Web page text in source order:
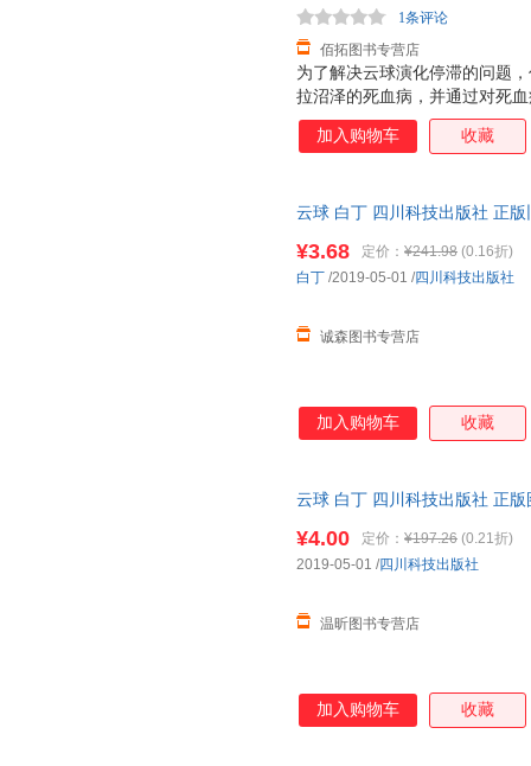
为了解决云球演化停滞的问题
拉沼泽的死血病，并通过对死
的意外。而同时，在地球上，
父亲意外被杀，却被伪装成心
婚姻。云球的发展意外频生，
佰拓图书专营店
1条评论
加入购物车 收藏
云球 白丁 四川科技出版社 正
¥3.68 定价： ¥241.98 (0.16折)
诚森图书专营店
白丁 /2019-05-01 /四川科技出版社
加入购物车 收藏
云球 白丁 四川科技出版社 正
¥4.00 定价： ¥197.26 (0.21折)
温昕图书专营店
2019-05-01 /四川科技出版社
加入购物车 收藏